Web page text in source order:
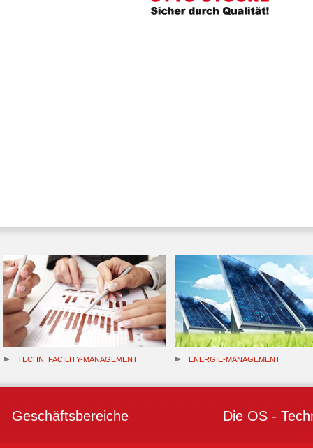
TECHN. FACILITY-MANAGEMENT ENERGIE-MANAGEMENT
Geschäftsbereiche Die OS -